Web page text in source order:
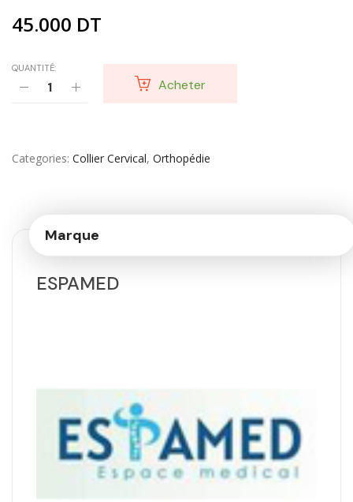
45.000 DT
QUANTITÉ:
Acheter
Categories Collier Cervical, Orthopédie
Marque
ESPAMED